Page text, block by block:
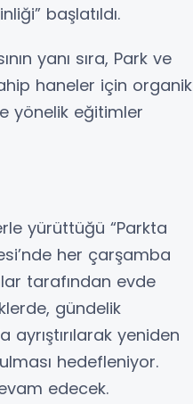
başlatıldı.
yanı sıra, Park ve
haneler için organik
yönelik eğitimler
yürüttüğü “Parkta
her çarşamba
tarafından evde
gündelik
yeniden
hedefleniyor.
edecek.